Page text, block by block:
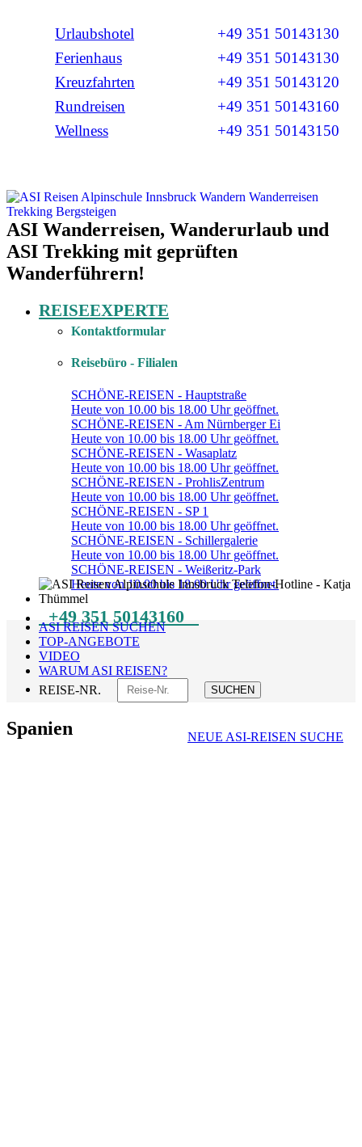
Urlaubshotel
+49 351 50143130
Ferienhaus
+49 351 50143130
Kreuzfahrten
+49 351 50143120
Rundreisen
+49 351 50143160
Wellness
+49 351 50143150
ASI Wanderreisen, Wanderurlaub und
ASI Trekking mit geprüften
Wanderführern!
REISEEXPERTE
Kontaktformular
Reisebüro - Filialen
SCHÖNE-REISEN - Hauptstraße
Heute von 10.00 bis 18.00 Uhr geöffnet.
SCHÖNE-REISEN - Am Nürnberger Ei
Heute von 10.00 bis 18.00 Uhr geöffnet.
SCHÖNE-REISEN - Wasaplatz
Heute von 10.00 bis 18.00 Uhr geöffnet.
SCHÖNE-REISEN - ProhlisZentrum
Heute von 10.00 bis 18.00 Uhr geöffnet.
SCHÖNE-REISEN - SP 1
Heute von 10.00 bis 18.00 Uhr geöffnet.
SCHÖNE-REISEN - Schillergalerie
Heute von 10.00 bis 18.00 Uhr geöffnet.
SCHÖNE-REISEN - Weißeritz-Park
Heute von 10.00 bis 18.00 Uhr geöffnet.
+49 351 50143160
ASI REISEN SUCHEN
TOP-ANGEBOTE
VIDEO
WARUM ASI REISEN?
REISE-NR.
SUCHEN
NEUE ASI-REISEN SUCHE
Spanien